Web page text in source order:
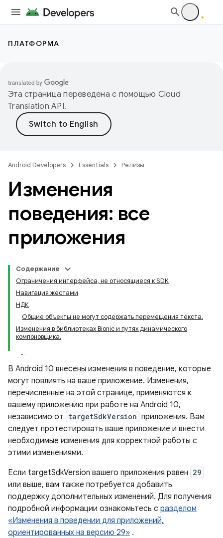
ПЛАТФОРМА
Эта страница переведена с помощью Cloud
Translation API.
Android Developers Essentials Релизы
Изменения
поведения: все
приложения
Содержание
Ограничения интерфейса, не относящиеся к SDK
Навигация жестами
НДК
Общие объекты не могут содержать перемещения текста.
Изменения в библиотеках Bionic и путях динамического
компоновщика.
В Android 10 внесены изменения в поведение, которые
могут повлиять на ваше приложение. Изменения,
перечисленные на этой странице, применяются к
вашему приложению при работе на Android 10,
независимо от targetSdkVersion приложения. Вам
следует протестировать ваше приложение и внести
необходимые изменения для корректной работы с
этими изменениями.
Если targetSdkVersion вашего приложения равен 29
или выше, вам также потребуется добавить
поддержку дополнительных изменений. Для получения
подробной информации ознакомьтесь с разделом
«Изменения в поведении для приложений,
ориентированных на версию 29» .